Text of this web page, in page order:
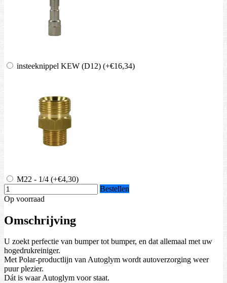
insteeknippel KEW (D12) (+€16,34)
M22 - 1/4 (+€4,30)
Bestellen
Op voorraad
Omschrijving
U zoekt perfectie van bumper tot bumper, en dat allemaal met uw
hogedrukreiniger.
Met Polar-productlijn van Autoglym wordt autoverzorging weer
puur plezier.
Dát is waar Autoglym voor staat.